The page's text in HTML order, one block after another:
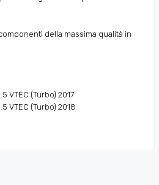
della massima qualità in
VTEC (Turbo) 2017
VTEC (Turbo) 2018